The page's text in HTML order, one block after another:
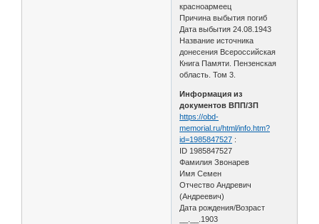
красноармеец
Причина выбытия погиб
Дата выбытия 24.08.1943
Название источника
донесения Всероссийская
Книга Памяти. Пензенская
область. Том 3.
Информация из
документов ВПП/ЗП
https://obd-
memorial.ru/html/info.htm?
id=1985847527 :
ID 1985847527
Фамилия Звонарев
Имя Семен
Отчество Андревич
(Андреевич)
Дата рождения/Возраст
__.__.1903